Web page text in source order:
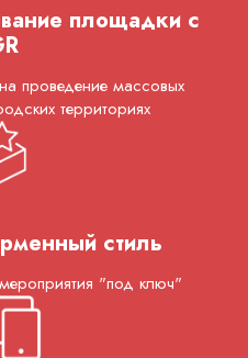
площадки с
проведение массовых
территориях
стиль
"под ключ"